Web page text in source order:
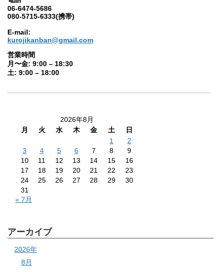
06-6474-5686
080-5715-6333(携帯)
E-mail:
kurojikanban@gmail.com
営業時間
月〜金: 9:00 – 18:30
土: 9:00 – 18:00
2026年8月
月
火 水 木 金 土
日
1
2
3
4 5 6 7 8
9
10
11 12 13 14 15
16
17
18 19 20 21 22
23
24
25 26 27 28 29
30
31
« 7月
アーカイブ
2026年
8月